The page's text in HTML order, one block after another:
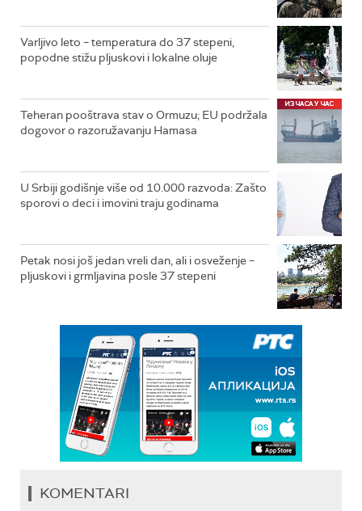
Varljivo leto – temperatura do 37 stepeni,
popodne stižu pljuskovi i lokalne oluje
Teheran pooštrava stav o Ormuzu; EU podržala
dogovor o razoružavanju Hamasa
U Srbiji godišnje više od 10.000 razvoda: Zašto
sporovi o deci i imovini traju godinama
Petak nosi još jedan vreli dan, ali i osveženje –
pljuskovi i grmljavina posle 37 stepeni
KOMENTARI